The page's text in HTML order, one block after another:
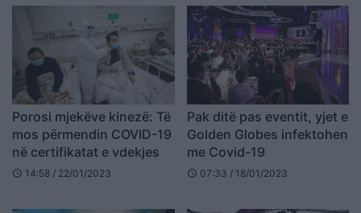
Porosi mjekëve kinezë: Të
mos përmendin COVID-19
në certifikatat e vdekjes
schedule 14:58 / 22/01/2023
Pak ditë pas eventit, yjet e
Golden Globes infektohen
me Covid-19
schedule 07:33 / 18/01/2023